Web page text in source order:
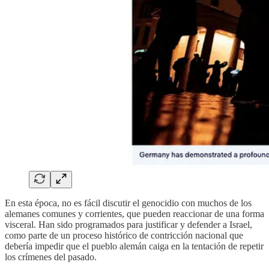
En esta época, no es fácil discutir el genocidio con muchos de los
alemanes comunes y corrientes, que pueden reaccionar de una forma
visceral. Han sido programados para justificar y defender a Israel,
como parte de un proceso histórico de contricción nacional que
debería impedir que el pueblo alemán caiga en la tentación de repetir
los crímenes del pasado.